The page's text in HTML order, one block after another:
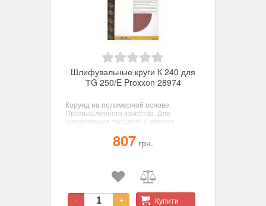
Шлифувальные круги К 240 для
ТG 250/E Proxxon 28974
Корунд на полимерной основе.
Промышленного качества. Для
шлифования твердого и мягкого
стали, пластиков, пробки, резины и
минералов. ø 250 мм. зерн. К 240 - 5
807 грн.
- + Купити